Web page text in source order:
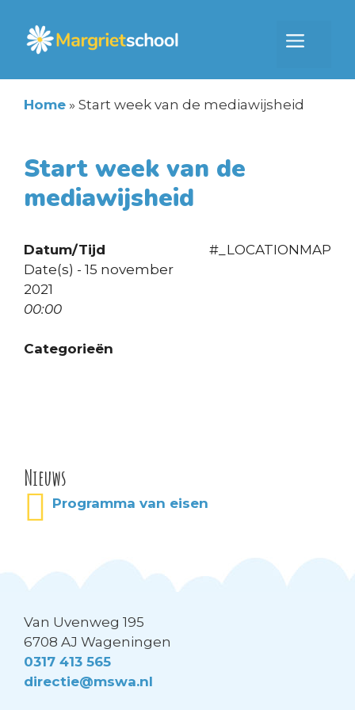
naar
Home » Start week van de mediawijsheid
Start week van de
mediawijsheid
#_LOCATIONMAP
Datum/Tijd
Date(s) - 15 november
2021
00:00
Categorieën
Nieuws
Programma van eisen
Van Uvenweg 195
6708 AJ Wageningen
0317 413 565
directie@mswa.nl